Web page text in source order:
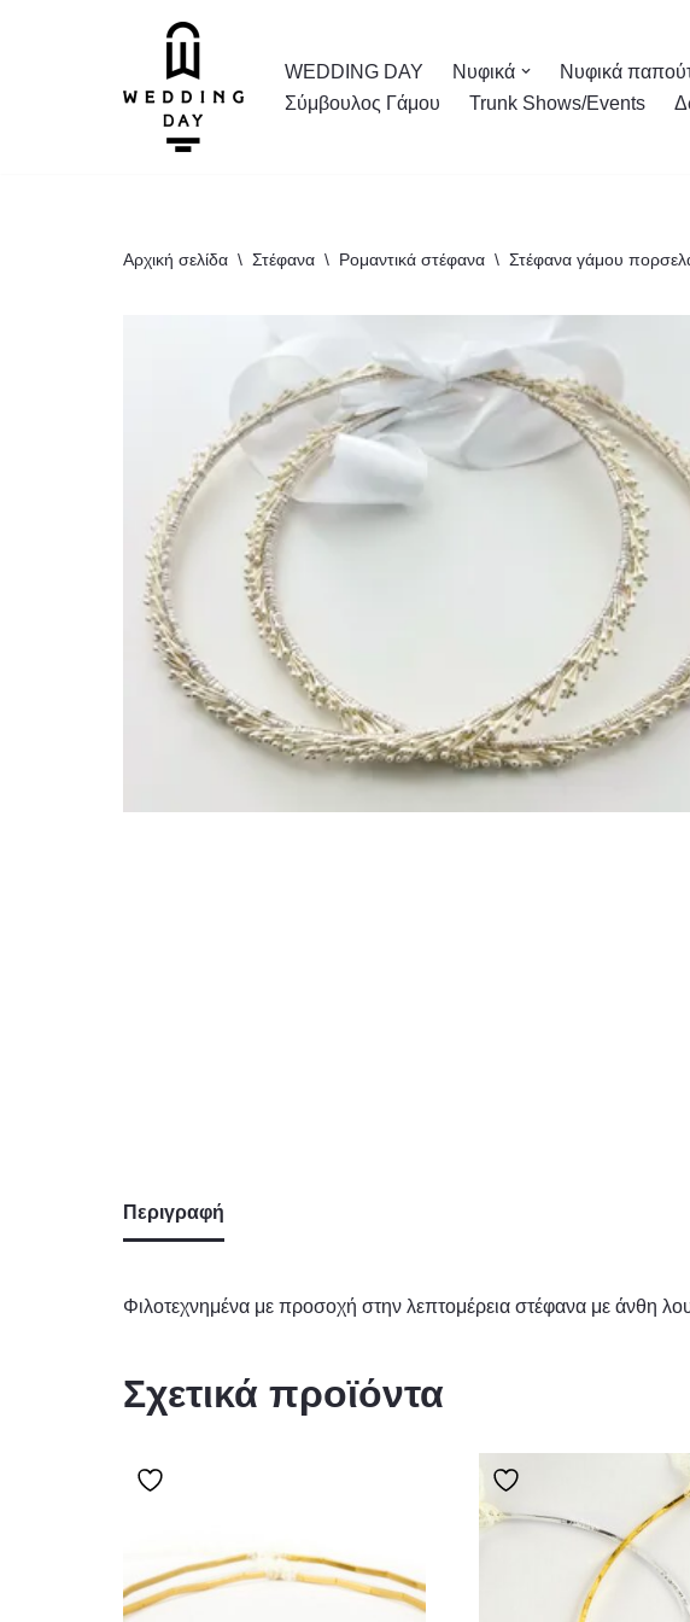
WEDDING DAY Νυφικά Νυφικά
Σύμβουλος Γάμου
Trunk Shows/Events
Αρχική σελίδα \ Στέφανα \ Ρομαντικά στέφανα \ Στέφανα γάμου
Περιγραφή
Φιλοτεχνημένα με προσοχή στην λεπτομέρεια στέφανα με άνθη
Σχετικά προϊόντα